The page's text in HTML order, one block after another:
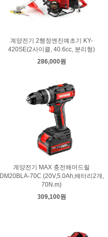
계양전기 2행정엔진예초기 KY-
420SE(2사이클, 40.6cc, 분리형)
286,000원
계양전기 MAX 충전해머드릴
DM20BLA-70C (20V,5.0Ah,배터리2개,
70N.m)
309,100원